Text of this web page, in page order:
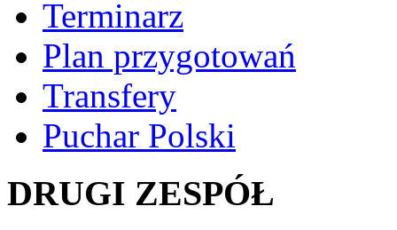
Terminarz
Plan przygotowań
Transfery
Puchar Polski
DRUGI ZESPÓŁ